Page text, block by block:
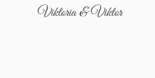
Viktoria & Viktor